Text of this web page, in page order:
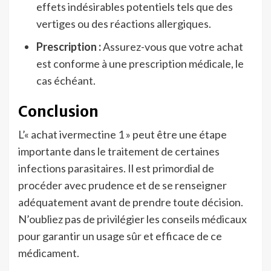
effets indésirables potentiels tels que des
vertiges ou des réactions allergiques.
Prescription :Assurez-vous que votre achat
est conforme à une prescription médicale, le
cas échéant.
Conclusion
L’« achat ivermectine 1 » peut être une étape
importante dans le traitement de certaines
infections parasitaires. Il est primordial de
procéder avec prudence et de se renseigner
adéquatement avant de prendre toute décision.
N’oubliez pas de privilégier les conseils médicaux
pour garantir un usage sûr et efficace de ce
médicament.